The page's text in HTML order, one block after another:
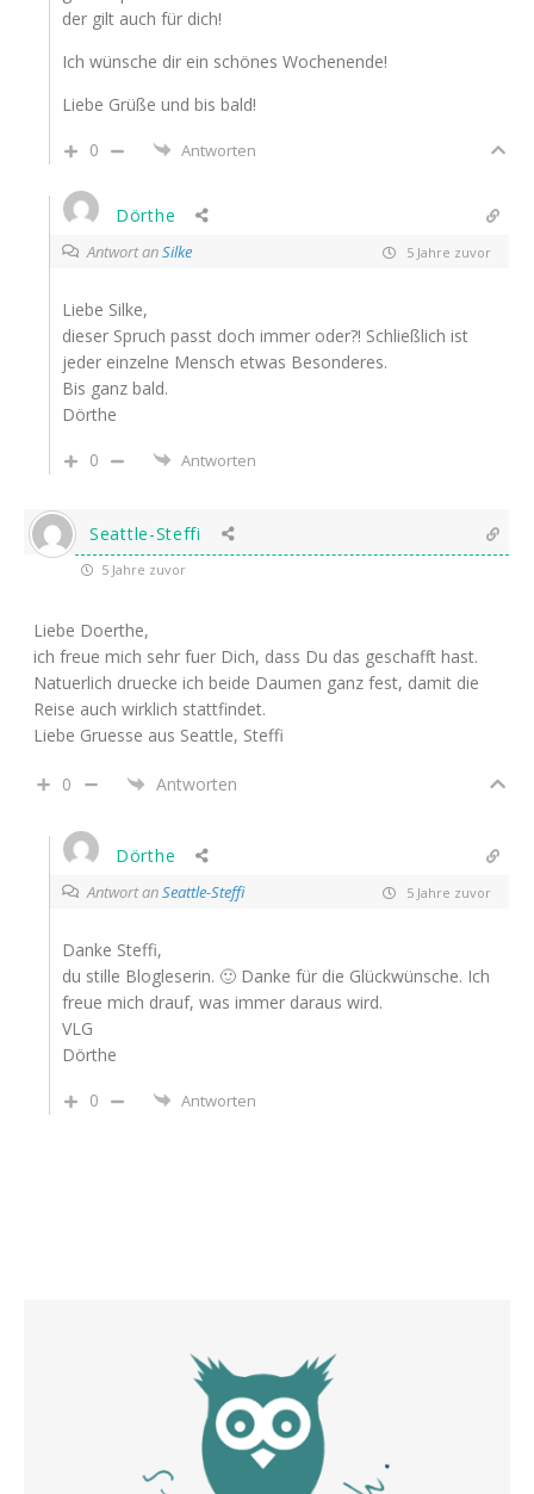
der gilt auch für dich!
Ich wünsche dir ein schönes Wochenende!
Liebe Grüße und bis bald!
0
Antworten
Dörthe
Antwort anSilke 5 Jahre zuvor
Liebe Silke,
dieser Spruch passt doch immer oder?! Schließlich ist
jeder einzelne Mensch etwas Besonderes.
Bis ganz bald.
Dörthe
0
Antworten
Seattle-Steffi
5 Jahre zuvor
Liebe Doerthe,
ich freue mich sehr fuer Dich, dass Du das geschafft hast.
Natuerlich druecke ich beide Daumen ganz fest, damit die
Reise auch wirklich stattfindet.
Liebe Gruesse aus Seattle, Steffi
0 Antworten
Dörthe
Antwort anSeattle-Steffi 5 Jahre zuvor
Danke Steffi,
du stille Blogleserin. 🙂 Danke für die Glückwünsche. Ich
freue mich drauf, was immer daraus wird.
VLG
Dörthe
0
Antworten